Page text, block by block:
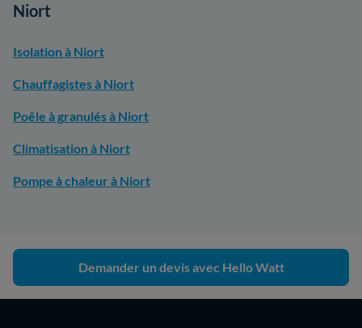
Niort
Isolation à Niort
Chauffagistes à Niort
Poêle à granulés à Niort
Climatisation à Niort
Pompe à chaleur à Niort
Demander un devis avec Hello Watt